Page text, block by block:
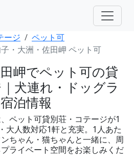
ージ
ペット可
・大洲・佐田岬 ペット可
岬でペット可の貸
犬連れ・ドッグラ
泊情報
ペット可貸別荘・コテージが1
大人数対応1軒と充実。1人あた
ちゃん・猫ちゃんと一緒に、周
ライベート空間をお楽しみくだ